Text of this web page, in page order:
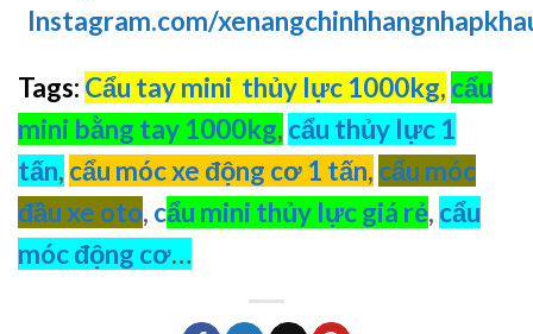
Instagram.com/
Tags: Cẩu tay mini thủy lực 1000kg, cẩu
mini bằng tay 1000kg, cẩu thủy lực 1
tấn, cẩu móc xe động cơ 1 tấn, cẩu móc
đầu xe oto, cẩu mini thủy lực giá rẻ, cẩu
móc động cơ…